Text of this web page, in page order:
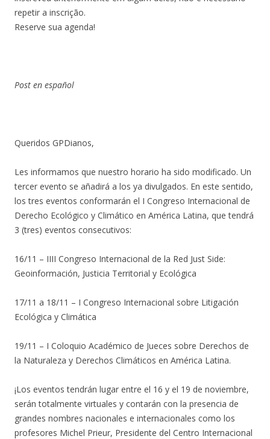
repetir a inscrição.
Reserve sua agenda!
Post en español
Queridos GPDianos,
Les informamos que nuestro horario ha sido modificado. Un
tercer evento se añadirá a los ya divulgados. En este sentido,
los tres eventos conformarán el I Congreso Internacional de
Derecho Ecológico y Climático en América Latina, que tendrá
3 (tres) eventos consecutivos:
16/11 – IIII Congreso Internacional de la Red Just Side:
Geoinformación, Justicia Territorial y Ecológica
17/11 a 18/11 – I Congreso Internacional sobre Litigación
Ecológica y Climática
19/11 – I Coloquio Académico de Jueces sobre Derechos de
la Naturaleza y Derechos Climáticos en América Latina.
¡Los eventos tendrán lugar entre el 16 y el 19 de noviembre,
serán totalmente virtuales y contarán con la presencia de
grandes nombres nacionales e internacionales como los
profesores Michel Prieur, Presidente del Centro Internacional